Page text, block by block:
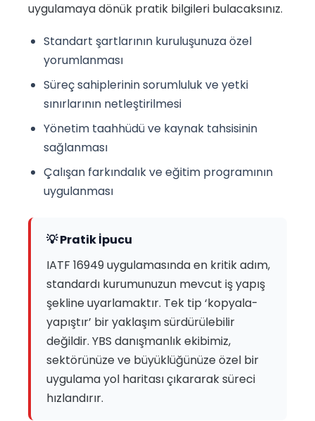
uygulamaya dönük pratik bilgileri bulacaksınız.
Standart şartlarının kuruluşunuza özel
yorumlanması
Süreç sahiplerinin sorumluluk ve yetki
sınırlarının netleştirilmesi
Yönetim taahhüdü ve kaynak tahsisinin
sağlanması
Çalışan farkındalık ve eğitim programının
uygulanması
💡 Pratik İpucu
IATF 16949 uygulamasında en kritik adım,
standardı kurumunuzun mevcut iş yapış
şekline uyarlamaktır. Tek tip ‘kopyala-
yapıştır’ bir yaklaşım sürdürülebilir
değildir. YBS danışmanlık ekibimiz,
sektörünüze ve büyüklüğünüze özel bir
uygulama yol haritası çıkararak süreci
hızlandırır.